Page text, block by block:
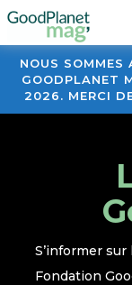
NOUS SOMMES
GOODPLANET
2026. MERCI
S’informer
Fondation